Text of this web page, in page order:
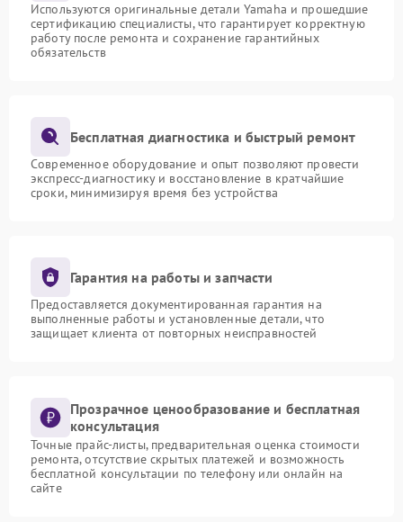
Используются оригинальные детали Yamaha и прошедшие
сертификацию специалисты, что гарантирует корректную
работу после ремонта и сохранение гарантийных
обязательств
Бесплатная диагностика и быстрый ремонт
Современное оборудование и опыт позволяют провести
экспресс-диагностику и восстановление в кратчайшие
сроки, минимизируя время без устройства
Гарантия на работы и запчасти
Предоставляется документированная гарантия на
выполненные работы и установленные детали, что
защищает клиента от повторных неисправностей
Прозрачное ценообразование и бесплатная
консультация
Точные прайс-листы, предварительная оценка стоимости
ремонта, отсутствие скрытых платежей и возможность
бесплатной консультации по телефону или онлайн на
сайте